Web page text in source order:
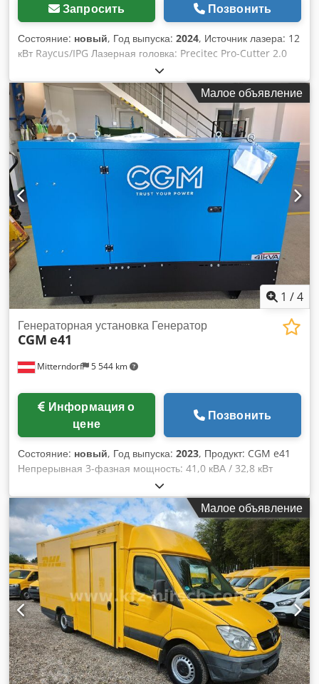
Запросить Позвонить
Состояние: новый, Год выпуска: 2024, Источник лазера: 12
кВт Raycus/IPG Лазерная головка: Precitec Pro-Cutter 2.0
Система управления: FSCUT 8000 Эффективная рабочая
зона: 1520x3050 мм Макс. Скорость позиционирования:
120 м/мин Макс. Ускорение: 1,5 м/с² Точность
позиционирования: 0,02 мм/м Повторяемость: 0,03 мм/м
Макс. нагрузка на стол Нагрузка на стол: 1500 кг Dsdpoi Ar
Rusfx Aniskr
Малое объявление
1 /4
Mitterndorf 5 544 km
Генераторная установка Генератор
CGM e41
цене
Позвонить
Состояние: новый, Год выпуска: 2023, Продукт: CGM e41
Непрерывная 3-фазная мощность: 41,0 кВА / 32,8 кВт
Максимальная 3-фазная мощность: 45,1 кВА / 36,0 кВт
Напряжение: 230 /400 Вольт Частота: 50 Гц Фазы: 3
Двигатель: Модель: Yanmar 4TNV98T-ZGECS Dedpfx Ansq
A U Aijijkr Одобрен ЕС Stage IIIA только для стационарной
эксплуатации Система охлаждения: Вода Топливо: Дизель
Цилиндр: 4 Рабочий объем: 3319 см³ Впуск: Обычный
Частота вращения двигателя: 1500 об/мин Расход топлива
при 3/4 нагрузки л/час: 8,5 Генератор: MECC ALTE Тип:
бесщеточный Управление AVR Цифровое управление
ComAp AMF Габариты и вес: Длина: 2000 мм Ширина: 850
мм Высота: 1275 мм Вес, сухой: 880 кг Объем бака: 200
литров Масляный поддон Предварительный подогрев
охлаждающей воды Сохранение заряда аккумулятора 3-
ходовой клапан Звукоизоляционный капот: RAL 5015
Малое объявление